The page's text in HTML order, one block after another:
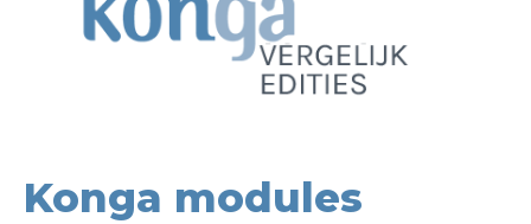
Konga modules